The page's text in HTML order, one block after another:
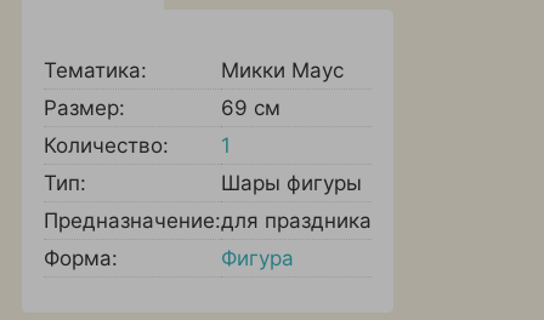
Тематика:
Микки Маус
Размер:
69 см
Количество:
1
Тип:
Шары фигуры
Предназначение:для праздника
Форма:
Фигура